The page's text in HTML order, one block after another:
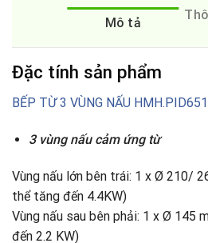
Mô tả
Đặc tính sản phẩm
BẾP TỪ 3 VÙNG NẤU
3 vùng nấu cảm ứng từ
Vùng nấu lớn bên trái: 1 x Ø 210/
thể tăng đến 4.4KW)
Vùng nấu sau bên phải: 1 x Ø 145
đến 2.2 KW)